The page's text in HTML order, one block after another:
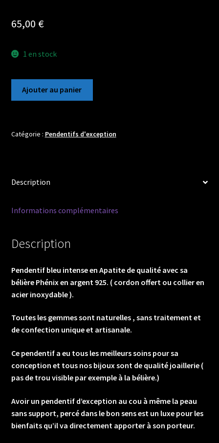
65,00 €
1 en stock
intense
qualité
sa
en
925.
(
cordon
ou
collier
acier
inoxydable
).
Ajouter au panier
Catégorie : Pendentifs d'exception
Description
Informations complémentaires
Description
Pendentif bleu intense en Apatite de qualité avec sa
bélière Phénix en argent 925. ( cordon offert ou collier en
acier inoxydable ).
Toutes les gemmes sont naturelles , sans traitement et
de confection unique et artisanale.
Ce pendentif a eu tous les meilleurs soins pour sa
conception et tous nos bijoux sont de qualité joaillerie (
pas de trou visible par exemple à la bélière.)
Avoir un pendentif d’exception au cou à même la peau
sans support, percé dans le bon sens est un luxe pour les
bienfaits qu’il va directement apporter à son porteur.